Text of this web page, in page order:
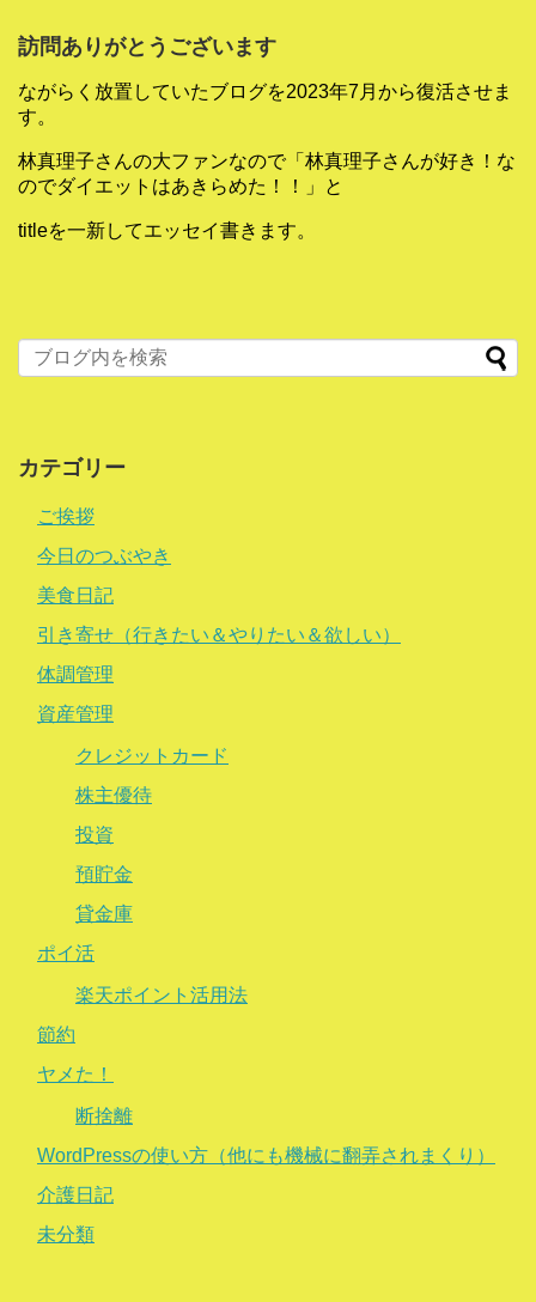
訪問ありがとうございます
ながらく放置していたブログを2023年7月から復活させま
す。
林真理子さんの大ファンなので「林真理子さんが好き！な
のでダイエットはあきらめた！！」と
titleを一新してエッセイ書きます。
カテゴリー
ご挨拶
今日のつぶやき
美食日記
引き寄せ（行きたい＆やりたい＆欲しい）
体調管理
資産管理
クレジットカード
株主優待
投資
預貯金
貸金庫
ポイ活
楽天ポイント活用法
節約
ヤメた！
断捨離
WordPressの使い方（他にも機械に翻弄されまくり）
介護日記
未分類